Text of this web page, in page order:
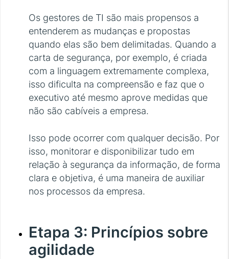
Os gestores de TI são mais propensos a
entenderem as mudanças e propostas
quando elas são bem delimitadas. Quando a
carta de segurança, por exemplo, é criada
com a linguagem extremamente complexa,
isso dificulta na compreensão e faz que o
executivo até mesmo aprove medidas que
não são cabíveis a empresa.
Isso pode ocorrer com qualquer decisão. Por
isso, monitorar e disponibilizar tudo em
relação à segurança da informação, de forma
clara e objetiva, é uma maneira de auxiliar
nos processos da empresa.
Etapa 3: Princípios sobre
agilidade